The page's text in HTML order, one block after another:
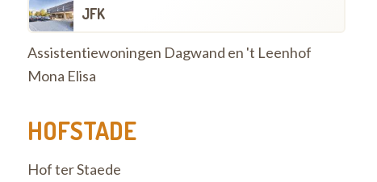
JFK
Assistentiewoningen Dagwand en 't Leenhof
Mona Elisa
HOFSTADE
Hof ter Staede